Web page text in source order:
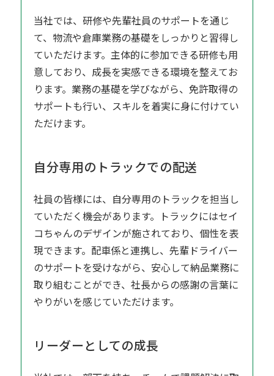
当社では、研修や先輩社員のサポートを通じ
て、物流や倉庫業務の基礎をしっかりと習得し
ていただけます。主体的に参加できる研修も用
意しており、成長を実感できる環境を整えてお
ります。業務の基礎を学びながら、免許取得の
サポートも行い、スキルを着実に身に付けてい
ただけます。
自分専用のトラックでの配送
社員の皆様には、自分専用のトラックを担当し
ていただく機会があります。トラックにはセイ
コちゃんのデザインが施されており、個性を表
現できます。配車係と連携し、先輩ドライバー
のサポートを受けながら、安心して納品業務に
取り組むことができ、社長からの感謝の言葉に
やりがいを感じていただけます。
リーダーとしての成長